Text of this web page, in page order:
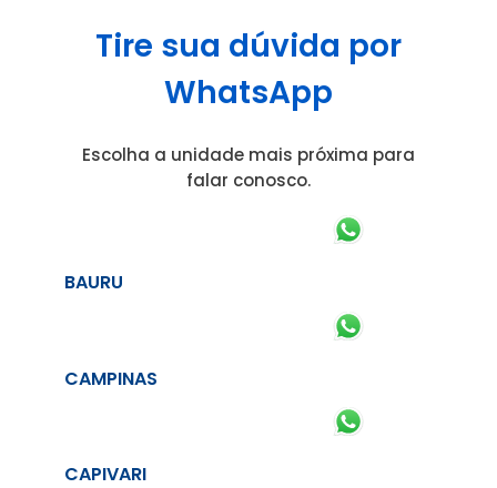
Tire sua dúvida por
WhatsApp
Escolha a unidade mais próxima para
falar conosco.
BAURU
CAMPINAS
CAPIVARI